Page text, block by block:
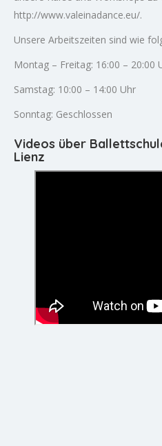
http://www.valeinadance.eu/.
Unsere Arbeitszeiten sind wie
Montag – Freitag: 16:00 – 20:00
Samstag: 10:00 – 14:00 Uhr
Sonntag: Geschlossen
Videos über
Lienz